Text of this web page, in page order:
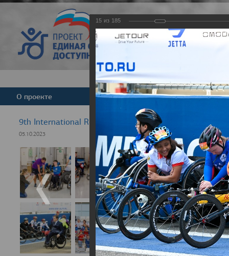
О проекте Команда Новости
9th International Rezept-Sport Wheelchair Half
05.10.2023
15 из 185